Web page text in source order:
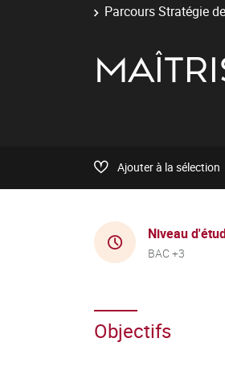
Parcours Stratégie
Ajouter à la sélection
Niveau
BAC +3
Objectifs